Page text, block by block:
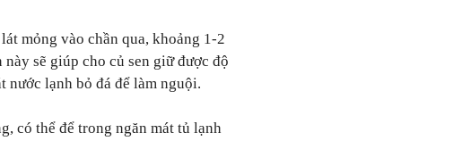
mỏng vào chần qua, khoảng 1-2
sẽ giúp cho củ sen giữ được độ
nước lạnh bỏ đá để làm nguội.
có thể để trong ngăn mát tủ lạnh